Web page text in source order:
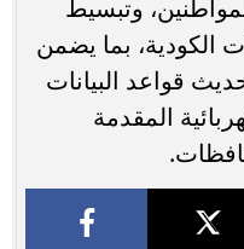
وتبسيط
الكودية، بما يضمن
قواعد البيانات
المقدمة